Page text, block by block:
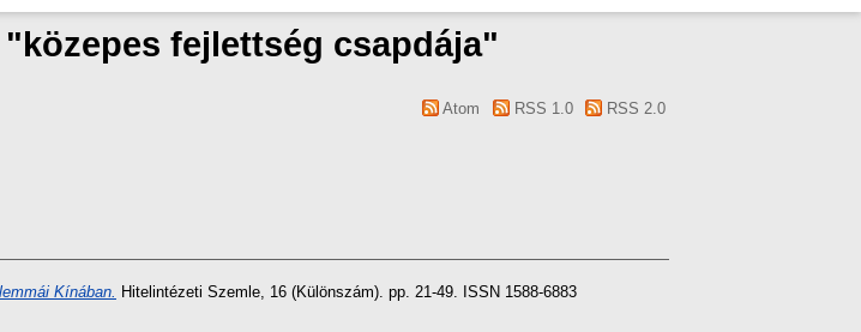
fejlettség csapdája"
Atom RSS 1.0
RSS 2.0
Kínában. Hitelintézeti Szemle, 16 (Különszám). pp. 21-49. ISSN 1588-6883